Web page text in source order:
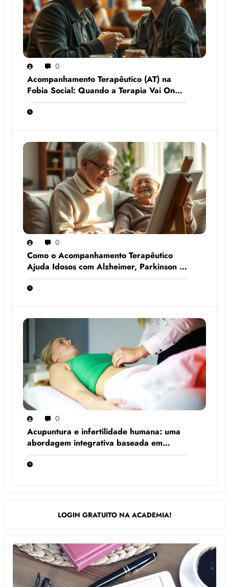
0
Acompanhamento Terapêutico (AT) na
Fobia Social: Quando a Terapia Vai Onde
o Medo Mora
0
Como o Acompanhamento Terapêutico
Ajuda Idosos com Alzheimer, Parkinson e
Demência
0
Acupuntura e infertilidade humana: uma
abordagem integrativa baseada em
evidências científicas
LOGIN GRATUITO NA ACADEMIA!